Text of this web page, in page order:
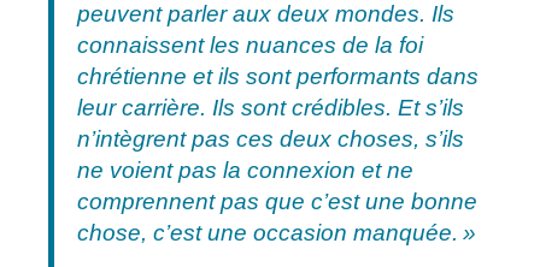
peuvent parler aux deux mondes. Ils
connaissent les nuances de la foi
chrétienne et ils sont performants dans
leur carrière. Ils sont crédibles. Et s’ils
n’intègrent pas ces deux choses, s’ils
ne voient pas la connexion et ne
comprennent pas que c’est une bonne
chose, c’est une occasion manquée. »